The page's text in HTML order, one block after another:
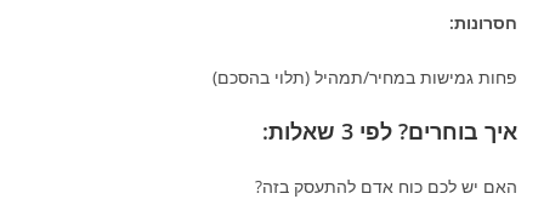
חסרונות:
פחות גמישות במחיר/תמהיל (תלוי בהסכם)
איך בוחרים? לפי 3 שאלות:
האם יש לכם כוח אדם להתעסק בזה?